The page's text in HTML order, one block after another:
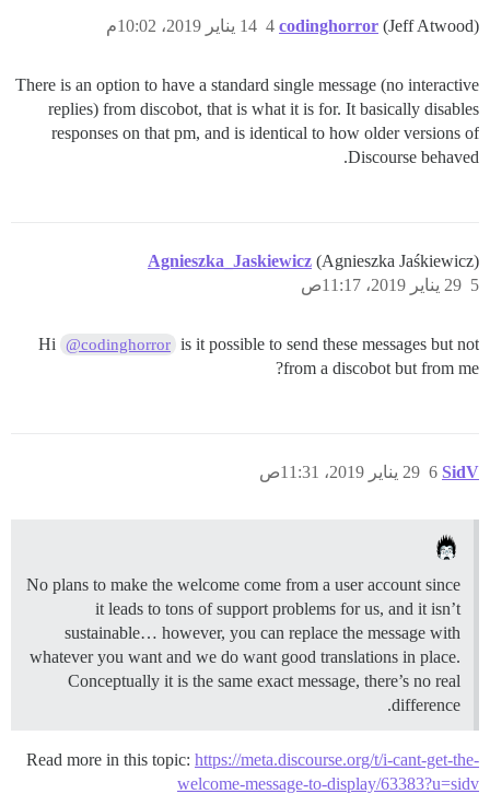
codinghorror (Jeff Atwood) 14 يناير 2019، 10:02م 4
There is an option to have a standard single message (no interactive
replies) from discobot, that is what it is for. It basically disables
responses on that pm, and is identical to how older versions of
Discourse behaved.
Agnieszka_Jaskiewicz (Agnieszka Jaśkiewicz)
29 يناير 2019، 11:17ص 5
Hi @codinghorror is it possible to send these messages but not
from a discobot but from me?
SidV 29 يناير 2019، 11:31ص 6
No plans to make the welcome come from a user account since
it leads to tons of support problems for us, and it isn’t
sustainable… however, you can replace the message with
whatever you want and we do want good translations in place.
Conceptually it is the same exact message, there’s no real
difference.
Read more in this topic: https://meta.discourse.org/t/i-cant-get-the-
welcome-message-to-display/63383?u=sidv